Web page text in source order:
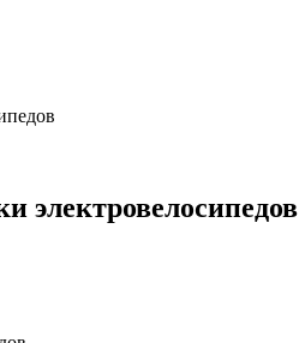
электровелосипедов